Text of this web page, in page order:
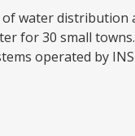
water
for 30 small
operated by